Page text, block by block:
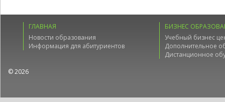
ГЛАВНАЯ
Новости образования
Информация для абитуриентов
БИЗНЕС
Учебный бизнес
Дополнительное
Дистанционное
© 2026